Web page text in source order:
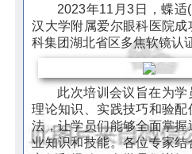
2023年11月3日，蝶适
汉大学附属爱尔眼科医院成
科集团湖北省区多焦软镜认
此次培训会议 旨在为学
理论知识、实践技巧和验配
法，让学员们能够全面掌握
业知识和技能。各位专家结